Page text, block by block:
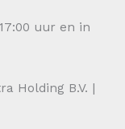
uur en in
Holding B.V. |